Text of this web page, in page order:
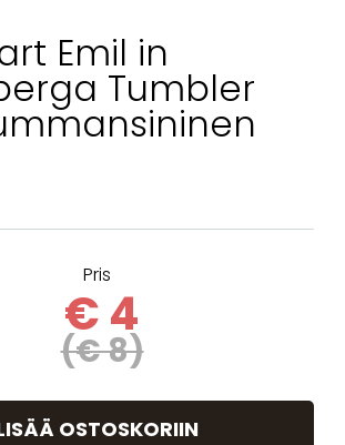
Emil in
Tumbler
Pris
€ 4
(€ 8)
OSTOSKORIIN